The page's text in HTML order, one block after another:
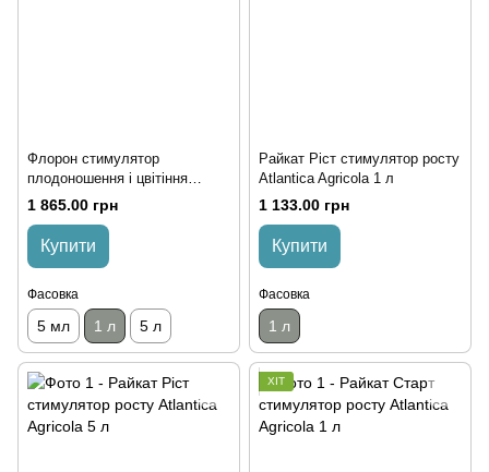
Флорон стимулятор
плодоношення і цвітіння
Atlantica 1 л
1 865.00 грн
Купити
Фасовка
5 мл 1 л 5 л
Райкат Ріст стимулятор росту
Atlantica Agricola 1 л
1 133.00 грн
Купити
Фасовка
1 л
ХІТ